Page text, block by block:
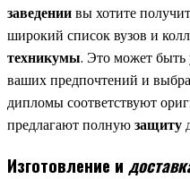
заведениивы хотите
широкий список вузов и
техникумы. Это может быть
ваших предпочтений и
дипломы соответствуют
предлагают полнуюзащиту
Изготовление и